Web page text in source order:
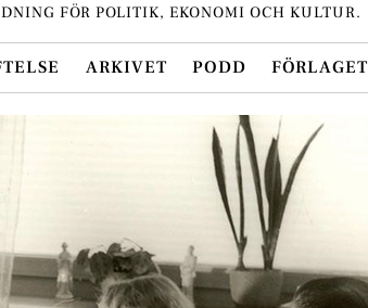
FÖR POLITIK, EKONOMI OCH KULTUR.
ARKIVET PODD FÖRLAGET